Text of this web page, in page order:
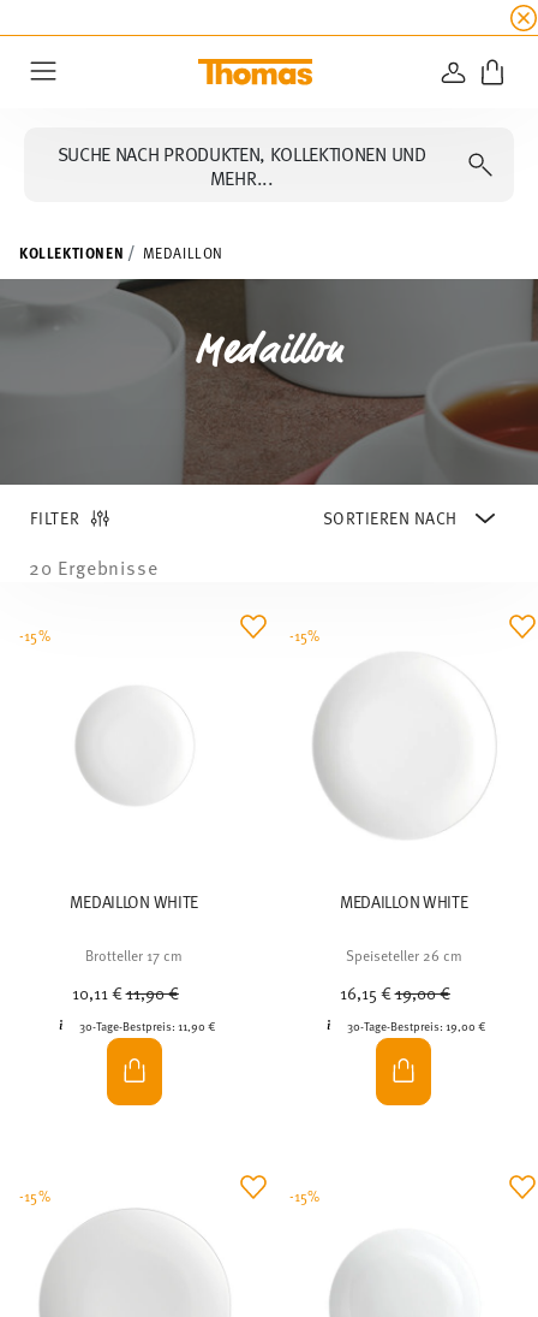
Bis
SUCHE NACH PRODUKTEN, KOLLEKTIONEN UND
MEHR...
KOLLEKTIONEN MEDAILLON
Medaillon
FILTER
20 Ergebnisse
MEDAILLON WHITE
Brotteller 17 cm
10,11 € Price reduced from
11,90 €to
30-Tage-Bestpreis: 11,90 €
-15%
MEDAILLON WHITE
Speiseteller 26 cm
16,15 € Price reduced from
19,00 €to
30-Tage-Bestpreis:19,00 €
-15%
-15% -15%